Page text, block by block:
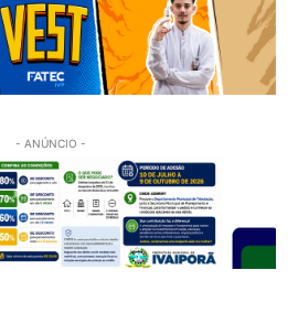
- ANÚNCIO -